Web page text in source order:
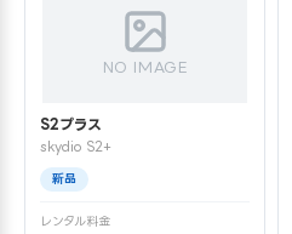
NO IMAGE
S2プラス
skydio S2+
新品
レンタル料金